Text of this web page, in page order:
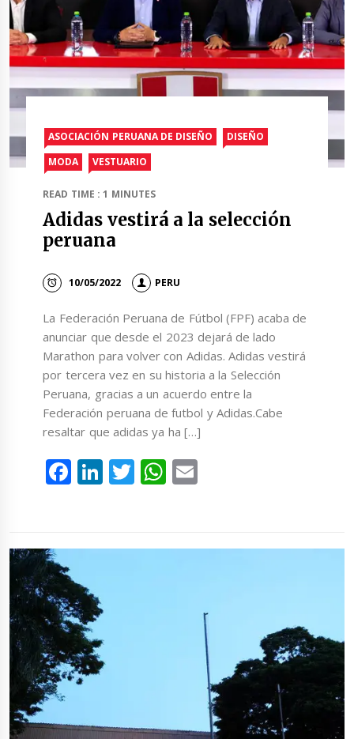
ASOCIACIÓN PERUANA DE DISEÑO
DISEÑO
MODA
VESTUARIO
READ TIME : 1 MINUTES
Adidas vestirá a la selección
peruana
10/05/2022 PERU
La Federación Peruana de Fútbol (FPF) acaba de
anunciar que desde el 2023 dejará de lado
Marathon para volver con Adidas. Adidas vestirá
por tercera vez en su historia a la Selección
Peruana, gracias a un acuerdo entre la
Federación peruana de futbol y Adidas.Cabe
resaltar que adidas ya ha […]
Facebook
LinkedIn
TwitterWhatsApp